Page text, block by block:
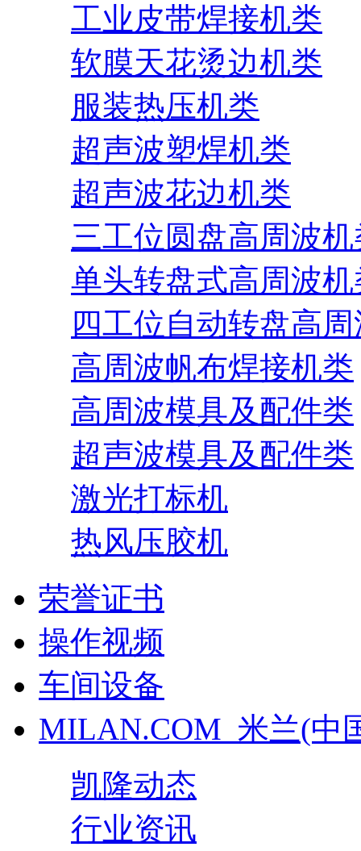
工业皮带焊接机类
软膜天花烫边机类
服装热压机类
超声波塑焊机类
超声波花边机类
三工位圆盘高周波机
单头转盘式高周波机
四工位自动转盘高
高周波帆布焊接机类
高周波模具及配件类
超声波模具及配件类
激光打标机
热风压胶机
荣誉证书
操作视频
车间设备
MILAN.COM_米兰(中
凯隆动态
行业资讯